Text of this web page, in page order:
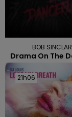
BOB
Drama On The
21h06
21h06